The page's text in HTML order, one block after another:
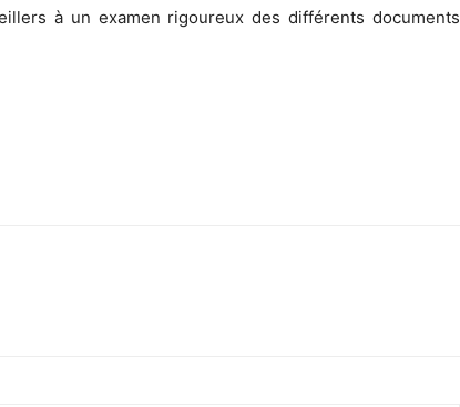
à un examen rigoureux des différents documents